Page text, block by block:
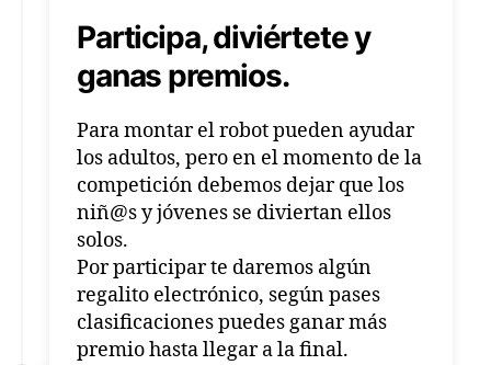
Participa, diviértete y
ganas premios.
Para montar el robot pueden ayudar
los adultos, pero en el momento de la
competición debemos dejar que los
niñ@s y jóvenes se diviertan ellos
solos.
Por participar te daremos algún
regalito electrónico, según pases
clasificaciones puedes ganar más
premio hasta llegar a la final.